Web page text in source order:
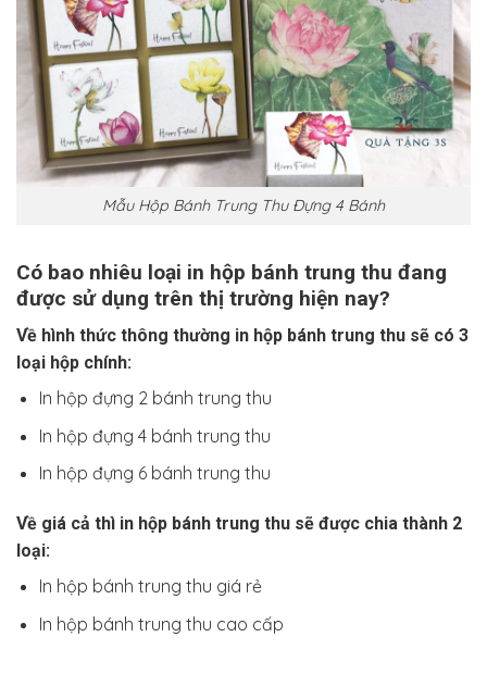
Mẫu Hộp Bánh Trung Thu Đựng 4 Bánh
Có bao nhiêu loại in hộp bánh trung thu đang
được sử dụng trên thị trường hiện nay?
Về hình thức thông thường in hộp bánh trung thu sẽ có 3
loại hộp chính:
In hộp đựng 2 bánh trung thu
In hộp đựng 4 bánh trung thu
In hộp đựng 6 bánh trung thu
Về giá cả thì in hộp bánh trung thu sẽ được chia thành 2
loại:
In hộp bánh trung thu giá rẻ
In hộp bánh trung thu cao cấp